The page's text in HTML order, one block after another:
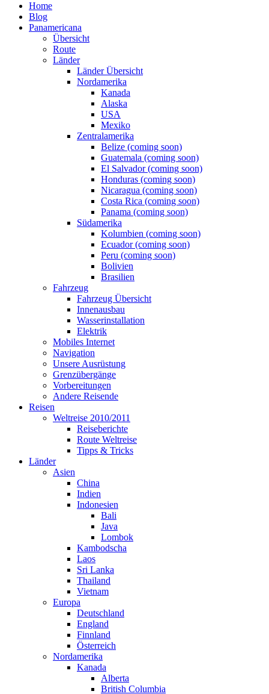
Home
Blog
Panamericana
Übersicht
Route
Länder
Länder Übersicht
Nordamerika
Kanada
Alaska
USA
Mexiko
Zentralamerika
Belize (coming soon)
Guatemala (coming soon)
El Salvador (coming soon)
Honduras (coming soon)
Nicaragua (coming soon)
Costa Rica (coming soon)
Panama (coming soon)
Südamerika
Kolumbien (coming soon)
Ecuador (coming soon)
Peru (coming soon)
Bolivien
Brasilien
Fahrzeug
Fahrzeug Übersicht
Innenausbau
Wasserinstallation
Elektrik
Mobiles Internet
Navigation
Unsere Ausrüstung
Grenzübergänge
Vorbereitungen
Andere Reisende
Reisen
Weltreise 2010/2011
Reiseberichte
Route Weltreise
Tipps & Tricks
Länder
Asien
China
Indien
Indonesien
Bali
Java
Lombok
Kambodscha
Laos
Sri Lanka
Thailand
Vietnam
Europa
Deutschland
England
Finnland
Österreich
Nordamerika
Kanada
Alberta
British Columbia